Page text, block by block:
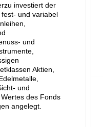
investiert der
und variabel
und
Aktien,
und
des Fonds
angelegt.